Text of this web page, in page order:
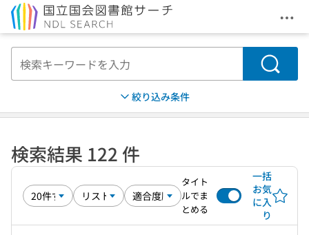
メ
検索
絞り込み条件
検索結果 122 件
タイト
ルでま
とめる
一括
お気
に入
り